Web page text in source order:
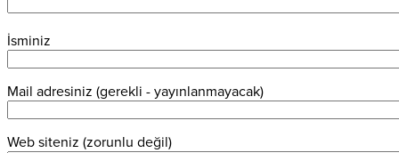
İsminiz
Mail adresiniz (gerekli - yayınlanmayacak)
Web siteniz (zorunlu değil)